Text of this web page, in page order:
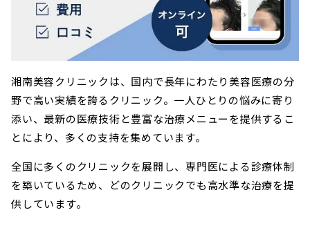
湘南美容クリニックは、国内で長年にわたり美容医療の分
野で高い実績を誇るクリニック。一人ひとりの悩みに寄り
添い、最新の医療技術と豊富な治療メニューを提供するこ
とにより、多くの支持を集めています。
全国に多くのクリニックを展開し、専門医による診療体制
を築いているため、どのクリニックでも高水準な治療を提
供しています。